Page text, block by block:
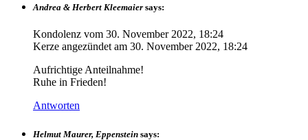
Andrea & Herbert Kleemaier says:
Kondolenz vom 30. November 2022, 18:24
Kerze angezündet am 30. November 2022, 18:24
Aufrichtige Anteilnahme!
Ruhe in Frieden!
Antworten
Helmut Maurer, Eppenstein says: